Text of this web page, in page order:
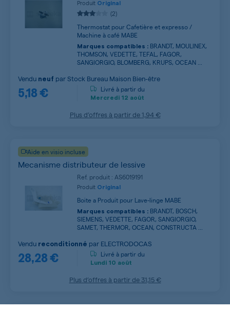
Produit Original
(2)
Thermostat pour Cafetière et expresso /
Machine à café MABE
Marques compatibles : BRANDT, MOULINEX,
THOMSON, VEDETTE, TEFAL, FAGOR,
SANGIORGIO, BLOMBERG, KRUPS, OCEAN ...
5,18 €
Vendu neuf parStock Bureau Maison Bien-être
Livré à partir du
Mercredi 12 août
Plus d’offres à partir de1,94 €
Aide en visio incluse
Mecanisme distributeur de lessive
Ref. produit : AS6019191
Produit Original
Boite a Produit pour Lave-linge MABE
Marques compatibles : BRANDT, BOSCH,
SIEMENS, VEDETTE, FAGOR, SANGIORGIO,
SAMET, THERMOR, OCEAN, CONSTRUCTA ...
28,28 €
Vendu reconditionné par ELECTRODOCAS
Livré à partir du
Lundi 10 août
Plus d’offres à partir de 31,15 €